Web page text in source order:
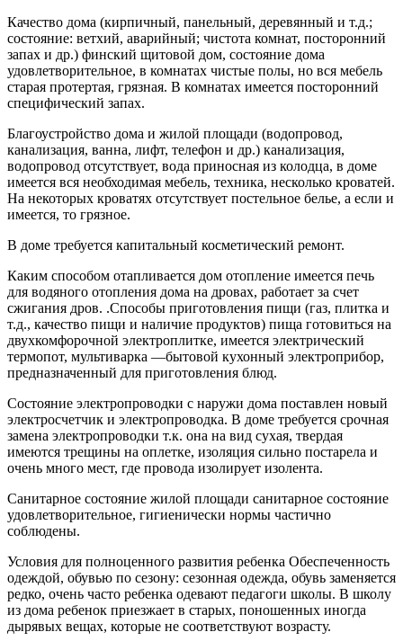
Качество дома (кирпичный, панельный, деревянный и т.д.;
состояние: ветхий, аварийный; чистота комнат, посторонний
запах и др.) финский щитовой дом, состояние дома
удовлетворительное, в комнатах чистые полы, но вся мебель
старая протертая, грязная. В комнатах имеется посторонний
специфический запах.
Благоустройство дома и жилой площади (водопровод,
канализация, ванна, лифт, телефон и др.) канализация,
водопровод отсутствует, вода приносная из колодца, в доме
имеется вся необходимая мебель, техника, несколько кроватей.
На некоторых кроватях отсутствует постельное белье, а если и
имеется, то грязное.
В доме требуется капитальный косметический ремонт.
Каким способом отапливается дом отопление имеется печь
для водяного отопления дома на дровах, работает за счет
сжигания дров. .Способы приготовления пищи (газ, плитка и
т.д., качество пищи и наличие продуктов) пища готовиться на
двухкомфорочной электроплитке, имеется электрический
термопот, мультиварка —бытовой кухонный электроприбор,
предназначенный для приготовления блюд.
Состояние электропроводки с наружи дома поставлен новый
электросчетчик и электропроводка. В доме требуется срочная
замена электропроводки т.к. она на вид сухая, твердая
имеются трещины на оплетке, изоляция сильно постарела и
очень много мест, где провода изолирует изолента.
Санитарное состояние жилой площади санитарное состояние
удовлетворительное, гигиенически нормы частично
соблюдены.
Условия для полноценного развития ребенка Обеспеченность
одеждой, обувью по сезону: сезонная одежда, обувь заменяется
редко, очень часто ребенка одевают педагоги школы. В школу
из дома ребенок приезжает в старых, поношенных иногда
дырявых вещах, которые не соответствуют возрасту.